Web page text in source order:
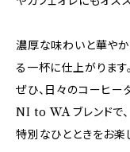
濃厚な味わいと華や
る一杯に仕上がります。
ぜひ、日々のコーヒー
NI to WA ブレンドで、
特別なひとときをお楽